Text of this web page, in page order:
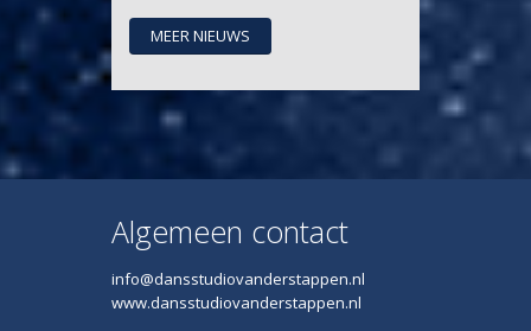
MEER NIEUWS
Algemeen contact
info@dansstudiovanderstappen.nl
www.dansstudiovanderstappen.nl